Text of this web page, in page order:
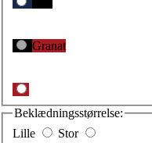
Granat
Beklædningsstørrelse:
Lille
Stor